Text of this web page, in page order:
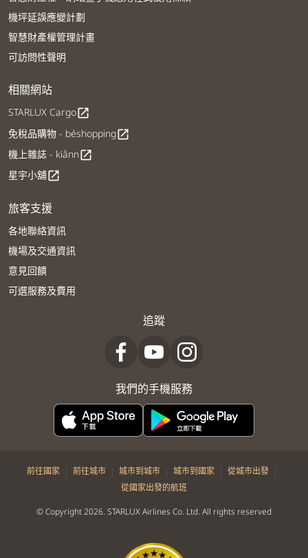
機坪延誤應變計劃
智慧財產權管理計畫
可訪問性聲明
相關網站
STARLUX Cargoopen_in_new
免稅品購物 - béshoppingopen_in_new
機上雜誌 - kiânnopen_in_new
星宇小舖open_in_new
旅客支援
各地聯絡資訊
機場及交通資訊
意見回饋
可選服務及費用
追蹤
我們的手機服務
前往國家 | 前往城市 | 城市到城市 | 城市到國家 | 從城市出發 |
從國家出發的航班
© Copyright 2026. STARLUX Airlines Co. Ltd. All rights reserved